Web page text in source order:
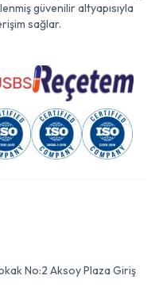
güvenilir altyapısıyla
sağlar.
No:2 Aksoy Plaza Giriş